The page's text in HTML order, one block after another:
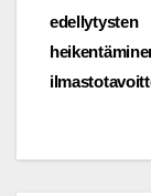
edellytysten